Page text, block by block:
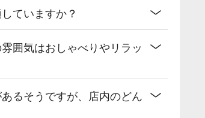
ていますか？
囲気はおしゃべりやリラッ
るそうですが、店内のどん